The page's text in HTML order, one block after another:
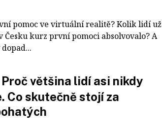
pomoc ve virtuální realitě? Kolik lidí už
Česku kurz první pomoci absolvovalo? A
Proč většina lidí asi nikdy
Co skutečně stojí za